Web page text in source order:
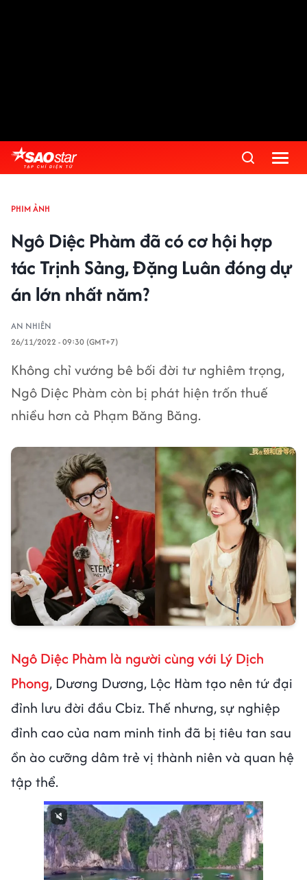
PHIM ẢNH
Ngô Diệc Phàm đã có cơ hội hợp
tác Trịnh Sảng, Đặng Luân đóng dự
án lớn nhất năm?
AN NHIÊN
26/11/2022 - 09:30 (GMT+7)
Không chỉ vướng bê bối đời tư nghiêm trọng,
Ngô Diệc Phàm còn bị phát hiện trốn thuế
nhiều hơn cả Phạm Băng Băng.
Ngô Diệc Phàm là người cùng với Lý Dịch
Phong, Dương Dương, Lộc Hàm tạo nên tứ đại
đỉnh lưu đời đầu Cbiz. Thế nhưng, sự nghiệp
đỉnh cao của nam minh tinh đã bị tiêu tan sau
ồn ào cưỡng dâm trẻ vị thành niên và quan hệ
tập thể.